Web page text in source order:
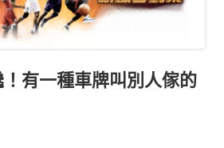
有一種車牌叫別人傢的